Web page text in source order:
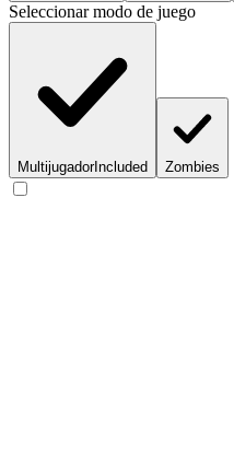
Seleccionar modo de juego
MultijugadorIncluded Zombies